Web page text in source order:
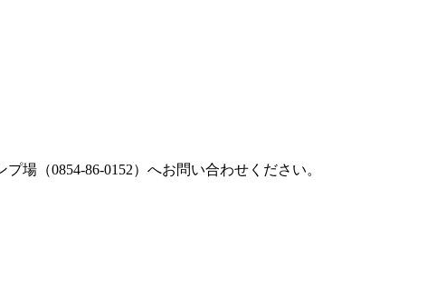
場（0854-86-0152）へお問い合わせください。